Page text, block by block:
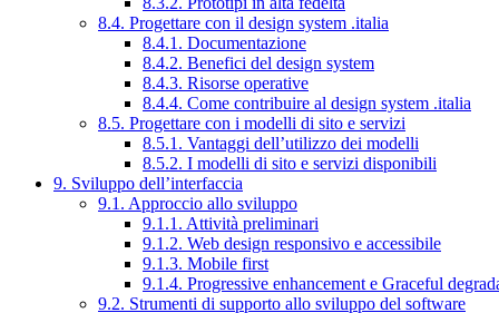
8.4. Progettare con il design system .italia
8.4.1. Documentazione
8.4.2. Benefici del design system
8.4.3. Risorse operative
8.4.4. Come contribuire al design system .italia
8.5. Progettare con i modelli di sito e servizi
8.5.1. Vantaggi dell’utilizzo dei modelli
8.5.2. I modelli di sito e servizi disponibili
9. Sviluppo dell’interfaccia
9.1. Approccio allo sviluppo
9.1.1. Attività preliminari
9.1.2. Web design responsivo e accessibile
9.1.3. Mobile first
9.1.4. Progressive enhancement e Graceful
9.2. Strumenti di supporto allo sviluppo del software